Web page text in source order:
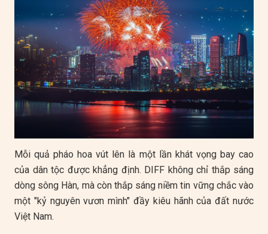
Mỗi quả pháo hoa vút lên là một lần khát vọng bay cao
của dân tộc được khẳng định. DIFF không chỉ thắp sáng
dòng sông Hàn, mà còn thắp sáng niềm tin vững chắc vào
một "kỷ nguyên vươn mình" đầy kiêu hãnh của đất nước
Việt Nam.